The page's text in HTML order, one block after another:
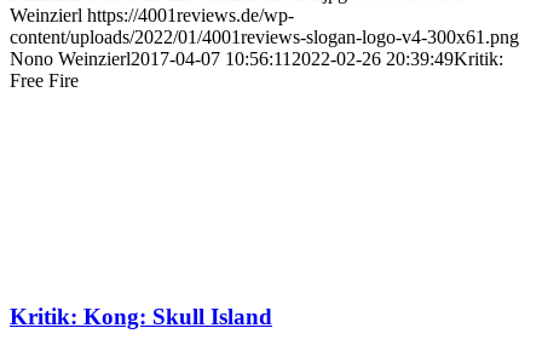
Weinzierl https://4001reviews.de/wp-
content/uploads/2022/01/4001reviews-slogan-logo-v4-300x61.png
Nono Weinzierl2017-04-07 10:56:11 2022-02-26 20:39:49Kritik:
Free Fire
Kritik: Kong: Skull Island